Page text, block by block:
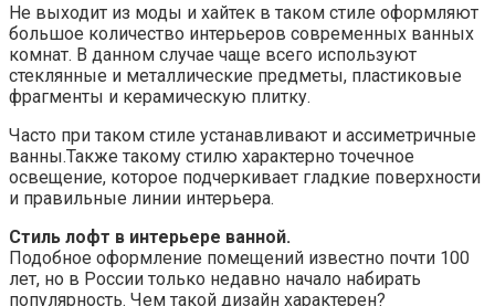
Не выходит из моды и хайтек в таком стиле оформляют
большое количество интерьеров современных ванных
комнат. В данном случае чаще всего используют
стеклянные и металлические предметы, пластиковые
фрагменты и керамическую плитку.
Часто при таком стиле устанавливают и ассиметричные
ванны.Также такому стилю характерно точечное
освещение, которое подчеркивает гладкие поверхности
и правильные линии интерьера.
Стиль лофт в интерьере ванной.
Подобное оформление помещений известно почти 100
лет, но в России только недавно начало набирать
популярность. Чем такой дизайн характерен?